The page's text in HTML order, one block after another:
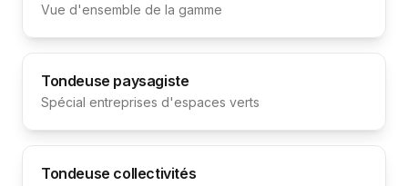
Vue d'ensemble de la gamme
Tondeuse paysagiste
Spécial entreprises d'espaces verts
Tondeuse collectivités